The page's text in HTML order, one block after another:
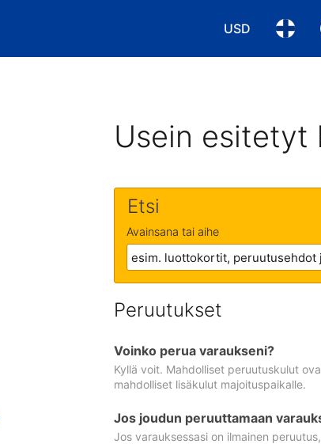
USD
Valitse
Usein esitetyt
Etsi
Avainsana tai aihe
Peruutukset
Voinko perua varaukseni?
Kyllä voit. Mahdolliset peruutuskulut
mahdolliset lisäkulut majoituspaikalle.
Jos joudun peruuttamaan
Jos varauksessasi on ilmainen